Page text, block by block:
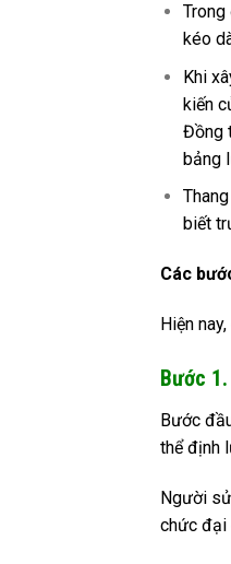
kéo
Khi
kiến
Đồng
bảng
biết
Các
Hiện
Bước
Bước
thể định
Người
chức đại